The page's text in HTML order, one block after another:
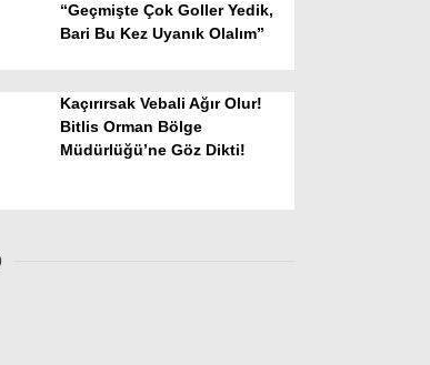
“Geçmişte Çok Goller Yedik,
Bari Bu Kez Uyanık Olalım”
Kaçırırsak Vebali Ağır Olur!
Bitlis Orman Bölge
Müdürlüğü’ne Göz Dikti!